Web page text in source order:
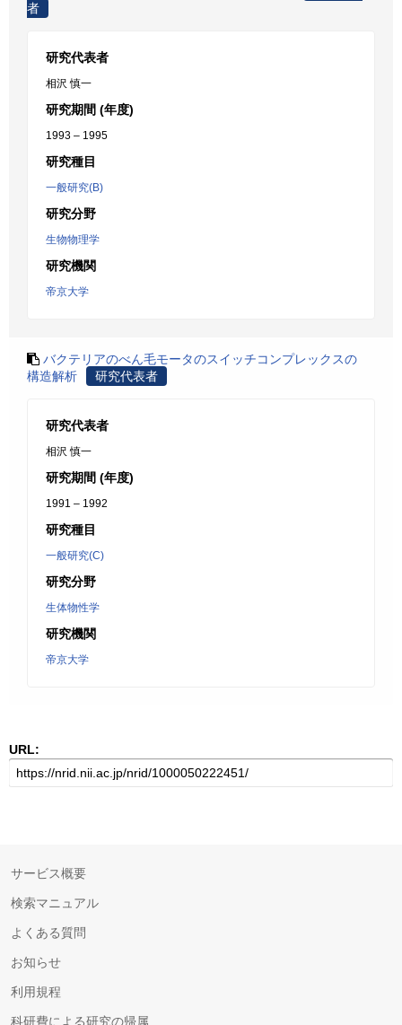
者
研究代表者
相沢 慎一
研究期間 (年度)
1993 – 1995
研究種目
一般研究(B)
研究分野
生物物理学
研究機関
帝京大学
バクテリアのべん毛モータのスイッチコンプレックスの
構造解析
研究代表者
研究代表者
相沢 慎一
研究期間 (年度)
1991 – 1992
研究種目
一般研究(C)
研究分野
生体物性学
研究機関
帝京大学
URL:
サービス概要
検索マニュアル
よくある質問
お知らせ
利用規程
科研費による研究の帰属